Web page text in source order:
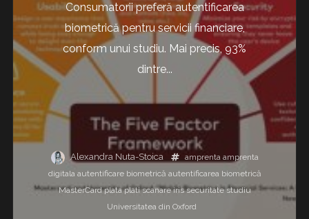
Consumatorii preferă autentificarea
biometrică pentru servicii financiare,
conform unui studiu. Mai precis, 93%
dintre...
Alexandra Nuta-Stoica amprenta amprenta
digitala autentificare biometrică autentificarea biometrică
MasterCard plata plati scanare iris securitate studiu
Universitatea din Oxford